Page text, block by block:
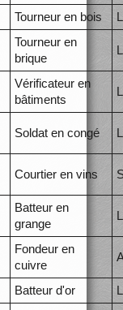
Tourneur en bois
Tourneur en
brique
Vérificateur en
bâtiments
Soldat en congé
Courtier en vins
Batteur en
grange
Fondeur en
cuivre
Batteur d'or